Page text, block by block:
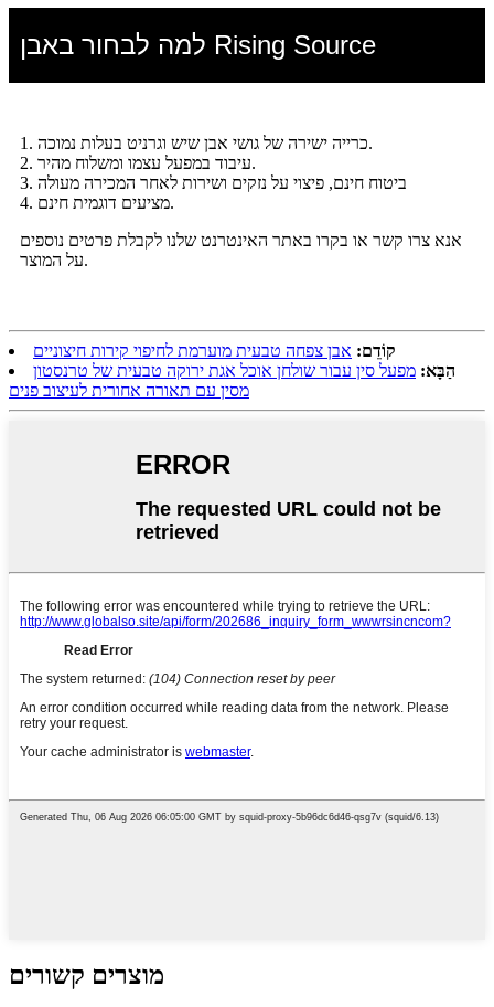
למה לבחור באבן Rising Source
1. כרייה ישירה של גושי אבן שיש וגרניט בעלות נמוכה.
2. עיבוד במפעל עצמו ומשלוח מהיר.
3. ביטוח חינם, פיצוי על נזקים ושירות לאחר המכירה מעולה
4. מציעים דוגמית חינם.
אנא צרו קשר או בקרו באתר האינטרנט שלנו לקבלת פרטים נוספים
על המוצר.
קוֹדֵם: אבן צפחה טבעית מוערמת לחיפוי קירות חיצוניים
הַבָּא: מפעל סין עבור שולחן אוכל אגת ירוקה טבעית של טרנסטון
מסין עם תאורה אחורית לעיצוב פנים
מוצרים קשורים